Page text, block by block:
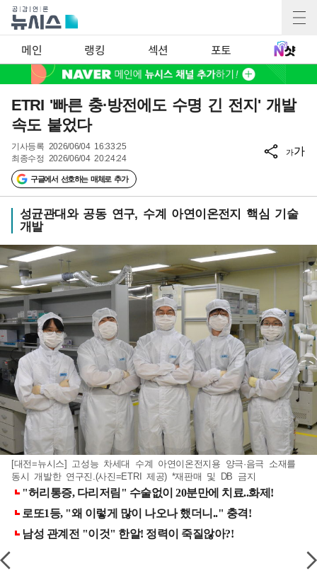
메인 랭킹 섹션 포토
ETRI '빠른 충·방전에도 수명 긴 전지' 개발
속도 붙었다
기사등록 2026/06/04 16:33:25
최종수정 2026/06/04 20:24:24
구글에서 선호하는 매체로 추가
가가
성균관대와 공동 연구, 수계 아연이온전지 핵심 기술
개발
[대전=뉴시스] 고성능 차세대 수계 아연이온전지용 양극·음극 소재를
동시 개발한 연구진.(사진=ETRI 제공) *재판매 및 DB 금지